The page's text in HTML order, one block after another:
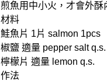
煎魚用中小火，才會外酥
材料
鮭魚片 1片 salmon 1pcs
椒鹽 適量 pepper salt q.s.
檸檬片 適量 lemon q.s.
作法